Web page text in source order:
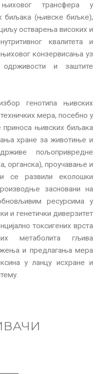
њиховог трансфера у
биљака (њивске биљке),
остварења високих и
квалитета и
конзервисања уз
и заштите
генотипа њивских
мера, посебно у
приноса њивских биљака
хране за животиње и
пољопривредне
органска), проучавање и
се развили еколошки
засновани на
ресурсима у
и генетички диверзитет
токсигених врста
метаболита гљива
и предлагања мера
у ланцу исхране и